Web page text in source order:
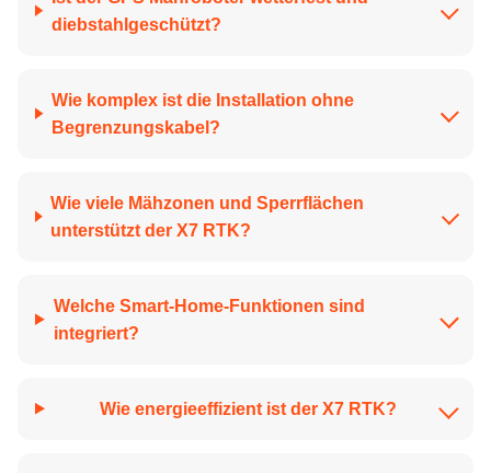
diebstahlgeschützt?
Wie komplex ist die Installation ohne
Begrenzungskabel?
Wie viele Mähzonen und Sperrflächen
unterstützt der X7 RTK?
Welche Smart-Home-Funktionen sind
integriert?
Wie energieeffizient ist der X7 RTK?